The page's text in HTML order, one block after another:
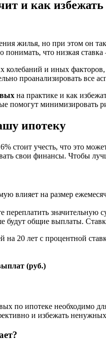
и как избежать
жилья, но при этом он
что низкая ставка
и иных
проанализировать все
на практике и как
помогут минимизировать
ипотеку
стоит учесть, что это
свои финансы. Чтобы
влияет на размер
значительную
общие выплаты.
20 лет с процентной
(руб.)
по ипотеке необходимо
и избежать